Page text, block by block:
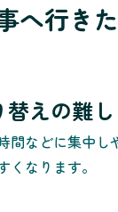
へ行き
えの難し
間などに集中
なります。